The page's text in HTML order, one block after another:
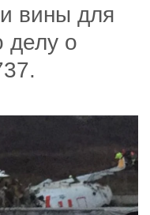
вины для
делу о